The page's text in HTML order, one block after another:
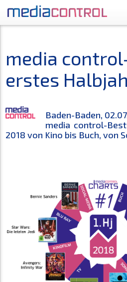
media
erstes
Baden-Baden,
media control-
2018 von Kino bis Buch, von